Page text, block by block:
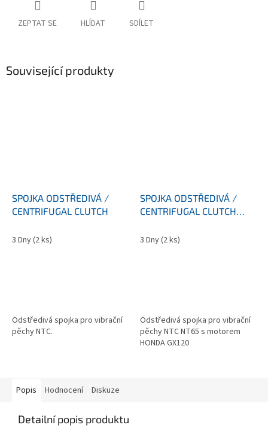
ZEPTAT SE HLÍDAT SDÍLET
Související produkty
SPOJKA ODSTŘEDIVÁ /
CENTRIFUGAL CLUTCH
3 Dny(2 ks)
Odstředivá spojka pro vibrační
pěchy NTC.
SPOJKA ODSTŘEDIVÁ /
CENTRIFUGAL CLUTCH
3 Dny(2 ks)
Odstředivá spojka pro vibrační
pěchy NTC NT65 s motorem
HONDA GX120
Popis Hodnocení Diskuze
Detailní popis produktu